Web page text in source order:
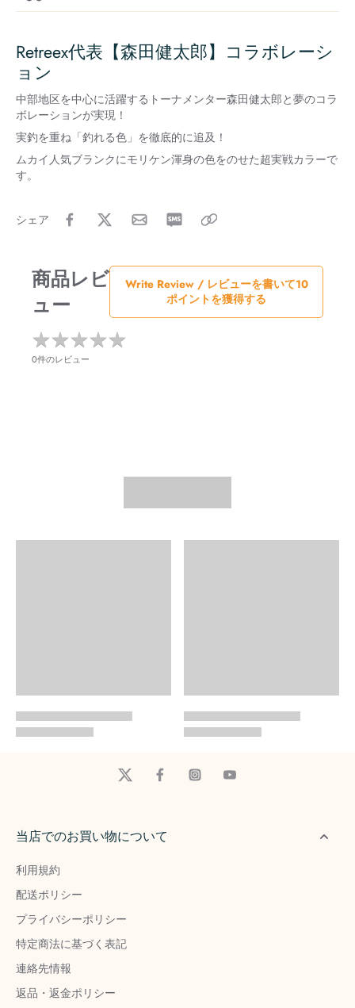
Retreex代表【森田健太郎】コラボレーシ
ョン
中部地区を中心に活躍するトーナメンター森田健太郎と夢のコラ
ボレーションが実現！
実釣を重ね「釣れる色」を徹底的に追及！
ムカイ人気ブランクにモリケン渾身の色をのせた超実戦カラーで
す。
シェア
商品レビ
ュー
Write Review / レビューを書いて10
ポイントを獲得する
★★★★★
★★★★★
0件のレビュー
当店でのお買い物について
利用規約
配送ポリシー
プライバシーポリシー
特定商法に基づく表記
連絡先情報
返品・返金ポリシー